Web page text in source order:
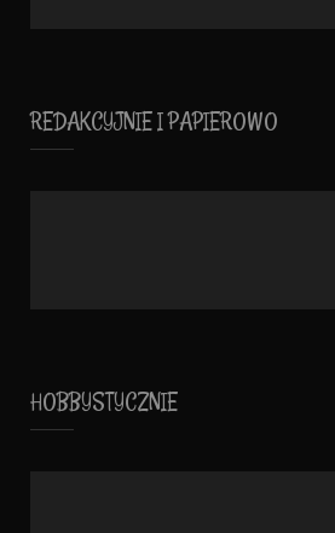
REDAKCYJNIE I PAPIEROWO
HOBBYSTYCZNIE